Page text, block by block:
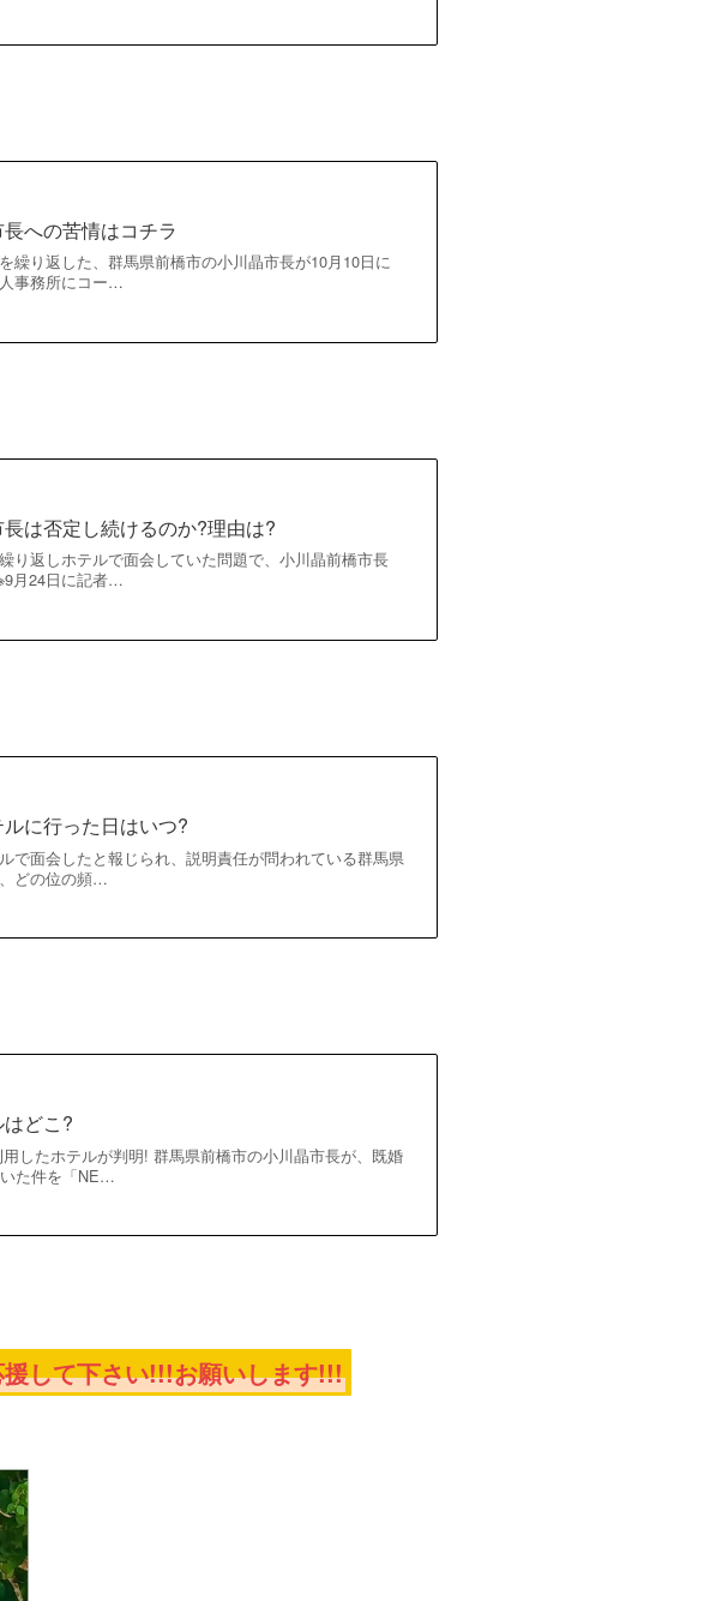
への苦情はコチラ
繰り返した、群馬県前橋市の小川晶市長が10月10日に
事務所にコー…
は否定し続けるのか?理由は?
り返しホテルで面会していた問題で、小川晶前橋市長
月24日に記者…
に行った日はいつ?
で面会したと報じられ、説明責任が問われている群馬県
どの位の頻…
どこ?
したホテルが判明! 群馬県前橋市の小川晶市長が、既婚
た件を「NE…
して下さい!!!お願いします!!!